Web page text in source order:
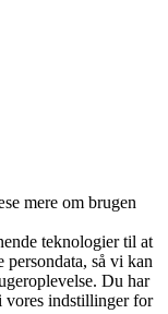
mere om brugen
teknologier til at
persondata, så vi kan
Du har
indstillinger for